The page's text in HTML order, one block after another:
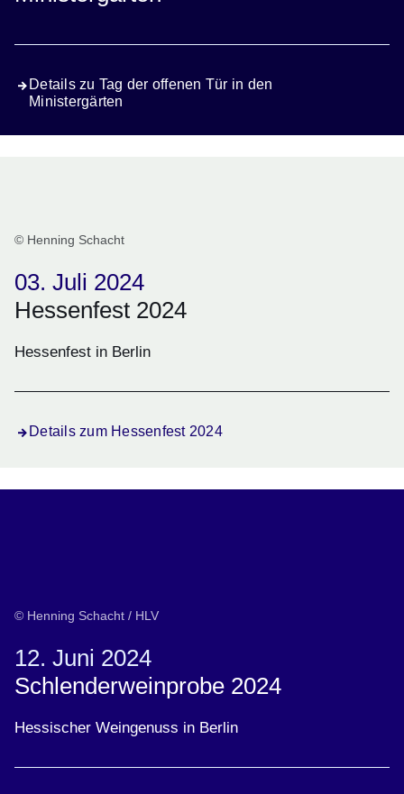
Details zu Tag der offenen Tür in den
Ministergärten
© Henning Schacht
03. Juli 2024
Hessenfest 2024
Hessenfest in Berlin
Details zum Hessenfest 2024
© Henning Schacht / HLV
12. Juni 2024
Schlenderweinprobe 2024
Hessischer Weingenuss in Berlin